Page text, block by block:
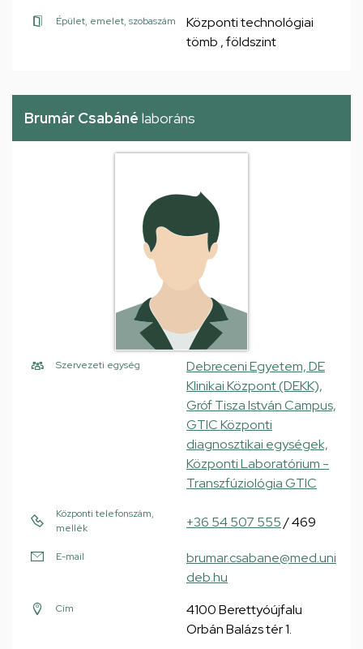
Épület, emelet, szobaszám
Központi technológiai
tömb , földszint
Brumár Csabáné laboráns
Szervezeti egység
Debreceni Egyetem, DE
Klinikai Központ (DEKK),
Gróf Tisza István Campus,
GTIC Központi
diagnosztikai egységek,
Központi Laboratórium -
Transzfúziológia GTIC
Központi telefonszám,
mellék
+36 54 507 555/ 469
E-mail
brumar.csabane@med.uni
deb.hu
Cím
4100 Berettyóújfalu
Orbán Balázs tér 1.